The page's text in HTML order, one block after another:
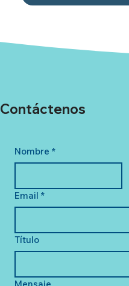
Nombre *
Email *
Título
Contáctenos